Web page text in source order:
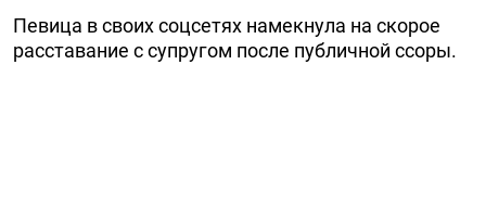
Певица в своих соцсетях намекнула на скорое
расставание с супругом после публичной ссоры.